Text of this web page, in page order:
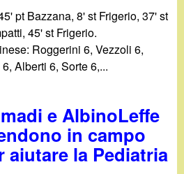
e
r
a
pt Bazzana, 8' st Frigerio, 37' st
45' st Frigerio.
Roggerini 6, Vezzoli 6,
Alberti 6, Sorte 6,...
e AlbinoLeffe
in campo
aiutare la Pediatria